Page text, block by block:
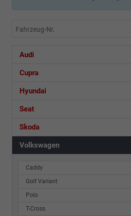
Fahrzeug-
Audi
Cupra
Hyundai
Seat
Skoda
Volkswagen
Caddy
Golf Variant
Polo
T-Cross